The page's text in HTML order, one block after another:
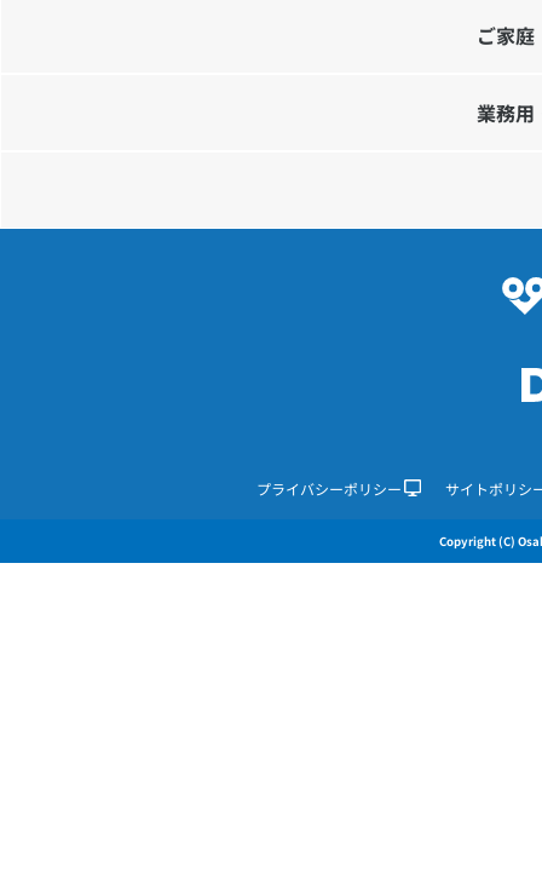
ご家
業務用
プライバシーポリシー サイトポリシ
Copyright (C)